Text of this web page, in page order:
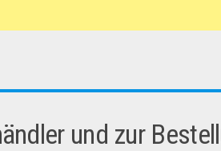
und zur